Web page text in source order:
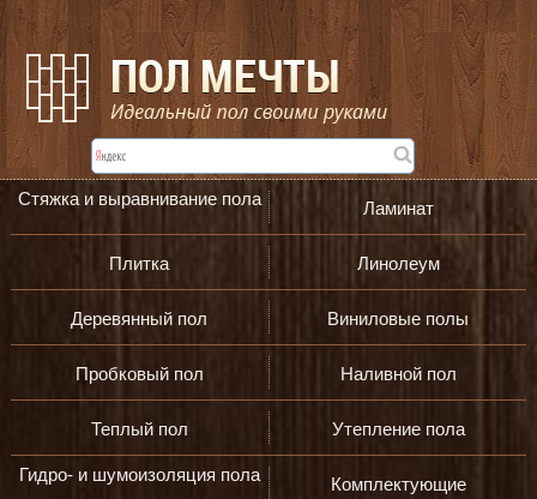
Стяжка и выравнивание пола Ламинат
Плитка Линолеум
Деревянный пол Виниловые полы
Пробковый пол Наливной пол
Теплый пол Утепление пола
Гидро- и шумоизоляция пола Комплектующие